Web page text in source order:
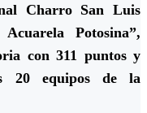
Charro San Luis
Potosina”,
con 311 puntos y
20 equipos de la